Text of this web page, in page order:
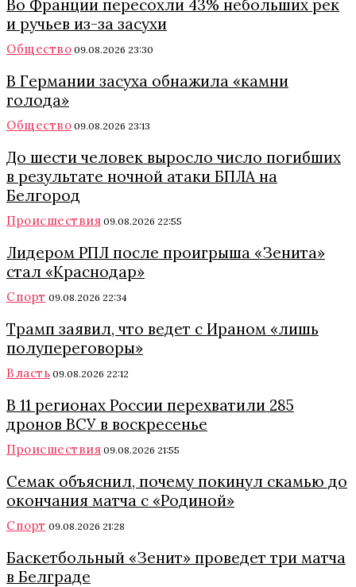
Во Франции пересохли 43% небольших рек
и ручьев из-за засухи
Общество 09.08.2026 23:30
В Германии засуха обнажила «камни
голода»
Общество 09.08.2026 23:13
До шести человек выросло число погибших
в результате ночной атаки БПЛА на
Белгород
Происшествия 09.08.2026 22:55
Лидером РПЛ после проигрыша «Зенита»
стал «Краснодар»
Спорт 09.08.2026 22:34
Трамп заявил, что ведет с Ираном «лишь
полупереговоры»
Власть 09.08.2026 22:12
В 11 регионах России перехватили 285
дронов ВСУ в воскресенье
Происшествия 09.08.2026 21:55
Семак объяснил, почему покинул скамью до
окончания матча с «Родиной»
Спорт 09.08.2026 21:28
Баскетбольный «Зенит» проведет три матча
в Белграде